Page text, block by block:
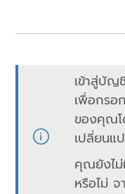
เข้าสู่บัญ
เพื่อกรอ
ของคุณโ
เปลี่ยนแ
คุณยังไ
หรือไม่